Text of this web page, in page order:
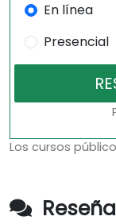
En línea
Presencial
Los cursos